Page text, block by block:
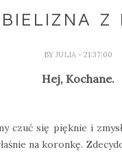
Z
BYJULIA - 21:37:00
Hej, Kochane.
czuć się pięknie i
na koronkę.